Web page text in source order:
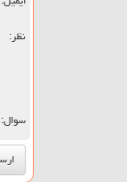
نظر:
سوال: